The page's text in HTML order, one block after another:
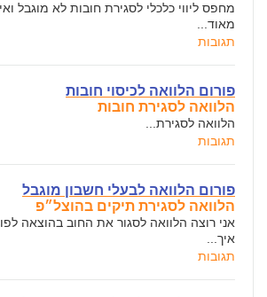
מחפס ליווי כלכלי לסגירת חובות לא מוגבל
מאוד...
תגובות
פורום הלוואה לכיסוי חובות
הלוואה לסגירת חובות
הלוואה לסגירת...
תגובות
פורום הלוואה לבעלי חשבון מוגבל
הלוואה לסגירת תיקים בהוצל״פ
אני רוצה הלוואה לסגור את החוב בהוצאה
איך...
תגובות